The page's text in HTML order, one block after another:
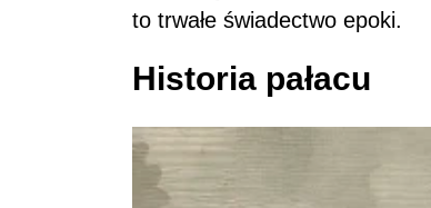
to trwałe świadectwo epoki.
Historia pałacu